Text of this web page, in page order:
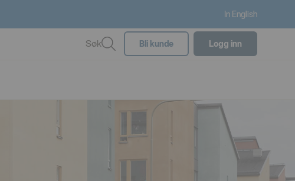
In English
Søk Bli kunde Logg inn